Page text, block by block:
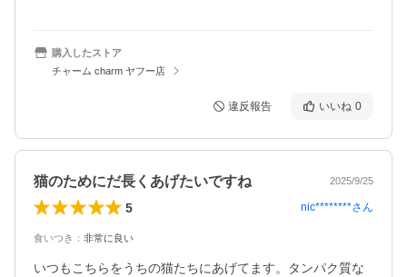
購入したストア
チャーム charm ヤフー店
違反報告 いいね 0
猫のためにだ長くあげたいですね 2025/9/25
5 nic********さん
食いつき ： 非常に良い
いつもこちらをうちの猫たちにあげてます。タンパク質な